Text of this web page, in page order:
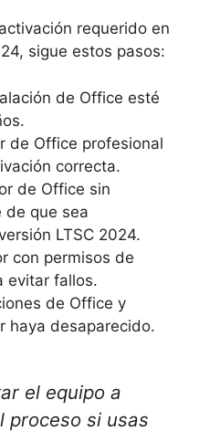
requerido en
sigue estos pasos:
de Office esté
de Office profesional
correcta.
de Office sin
de que sea
LTSC 2024.
con permisos de
evitar fallos.
de Office y
haya desaparecido.
el equipo a
proceso si usas